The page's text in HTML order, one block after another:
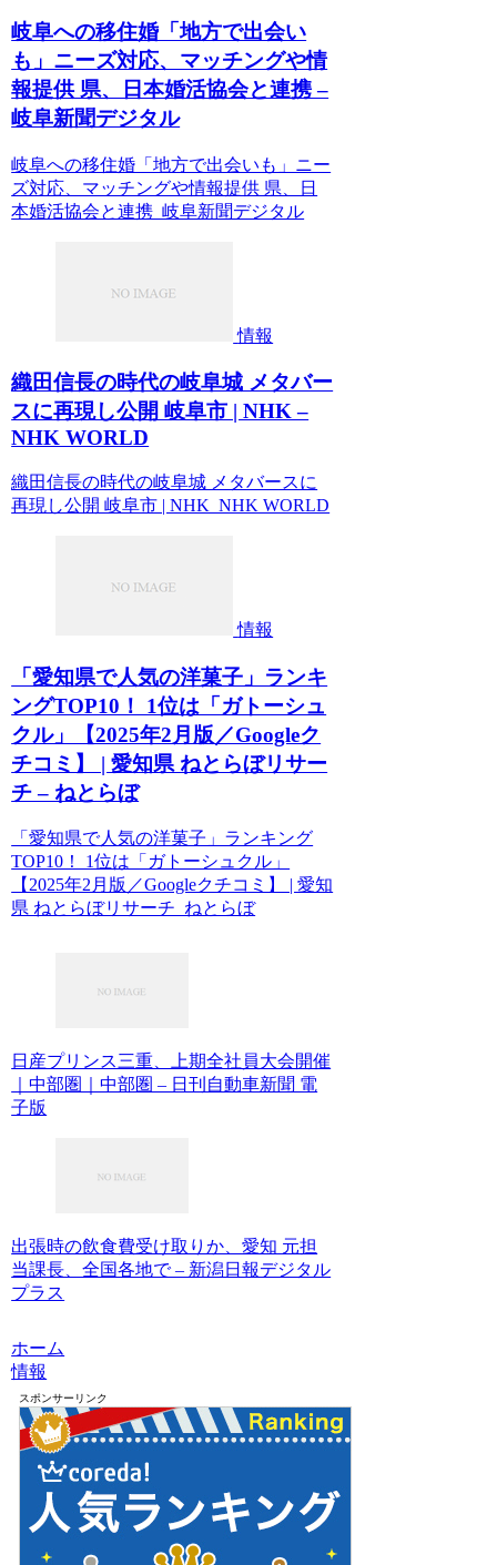
岐阜への移住婚「地方で出会い
も」ニーズ対応、マッチングや情
報提供 県、日本婚活協会と連携 –
岐阜新聞デジタル
岐阜への移住婚「地方で出会いも」ニー
ズ対応、マッチングや情報提供 県、日
本婚活協会と連携 岐阜新聞デジタル
情報
織田信長の時代の岐阜城 メタバー
スに再現し公開 岐阜市 | NHK –
NHK WORLD
織田信長の時代の岐阜城 メタバースに
再現し公開 岐阜市 | NHK NHK WORLD
情報
「愛知県で人気の洋菓子」ランキ
ングTOP10！ 1位は「ガトーシュ
クル」【2025年2月版／Googleク
チコミ】 | 愛知県 ねとらぼリサー
チ – ねとらぼ
「愛知県で人気の洋菓子」ランキング
TOP10！ 1位は「ガトーシュクル」
【2025年2月版／Googleクチコミ】 | 愛知
県 ねとらぼリサーチ ねとらぼ
日産プリンス三重、上期全社員大会開催
｜中部圏｜中部圏 – 日刊自動車新聞 電
子版
出張時の飲食費受け取りか、愛知 元担
当課長、全国各地で – 新潟日報デジタル
プラス
ホーム
情報
スポンサーリンク